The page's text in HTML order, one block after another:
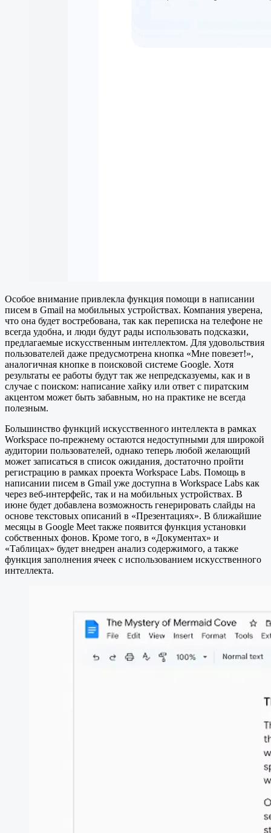
Особое внимание привлекла функция помощи в написании
писем в Gmail на мобильных устройствах. Компания уверена,
что она будет востребована, так как переписка на телефоне не
всегда удобна, и люди будут рады использовать подсказки,
предлагаемые искусственным интеллектом. Для удовольствия
пользователей даже предусмотрена кнопка «Мне повезет!»,
аналогичная кнопке в поисковой системе Google. Хотя
результаты ее работы будут так же непредсказуемы, как и в
случае с поиском: написание хайку или ответ с пиратским
акцентом может быть забавным, но на практике не всегда
полезным.
Большинство функций искусственного интеллекта в рамках
Workspace по-прежнему остаются недоступными для широкой
аудитории пользователей, однако теперь любой желающий
может записаться в список ожидания, достаточно пройти
регистрацию в рамках проекта Workspace Labs. Помощь в
написании писем в Gmail уже доступна в Workspace Labs как
через веб-интерфейс, так и на мобильных устройствах. В
июне будет добавлена возможность генерировать слайды на
основе текстовых описаний в «Презентациях». В ближайшие
месяцы в Google Meet также появится функция установки
собственных фонов. Кроме того, в «Документах» и
«Таблицах» будет внедрен анализ содержимого, а также
функция заполнения ячеек с использованием искусственного
интеллекта.